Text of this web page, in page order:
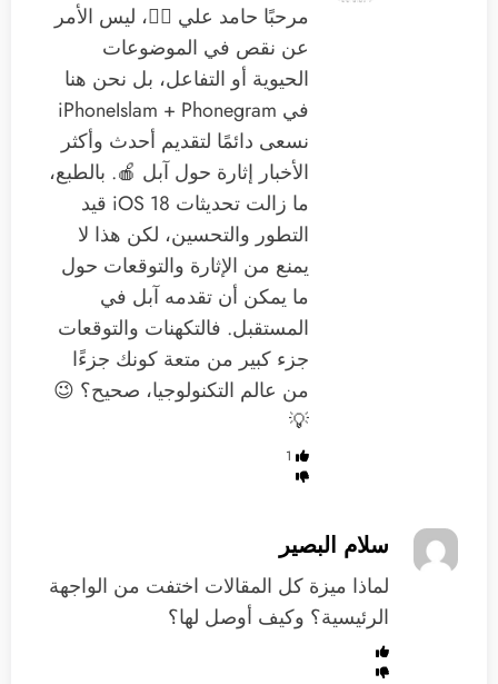
مرحبًا حامد علي 🙋‍♂️، ليس الأمر
عن نقص في الموضوعات
الحيوية أو التفاعل، بل نحن هنا
في iPhoneIslam + Phonegram
نسعى دائمًا لتقديم أحدث وأكثر
الأخبار إثارة حول آبل 🍎. بالطبع،
ما زالت تحديثات iOS 18 قيد
التطور والتحسين، لكن هذا لا
يمنع من الإثارة والتوقعات حول
ما يمكن أن تقدمه آبل في
المستقبل. فالتكهنات والتوقعات
جزء كبير من متعة كونك جزءًا
من عالم التكنولوجيا، صحيح؟ 😉
💡
1
سلام البصير
لماذا ميزة كل المقالات اختفت من الواجهة
الرئيسية؟ وكيف أوصل لها؟